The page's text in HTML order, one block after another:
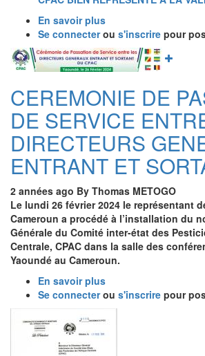
CEMAC.
En savoir plus
PLAN
STRATEGIQUE
DECENNAL
DU
PRASAC
:
LE
CPAC
BIEN
REPRESENTE
LA
VALIDATION
Se connecterou s'inscrire pour
Image
CEREMONIE DE
DE SERVICE
DIRECTEURS
ENTRANT ET
2 années ago By Thomas METOGO
Le lundi 26 février 2024 le représentant
Cameroun a procédé à l’installation du
Générale du Comité inter-état des
Centrale, CPAC dans la salle des
Yaoundé au Cameroun.
En savoir plus
CEREMONIE
DE
Se connecterou s'inscrire pour